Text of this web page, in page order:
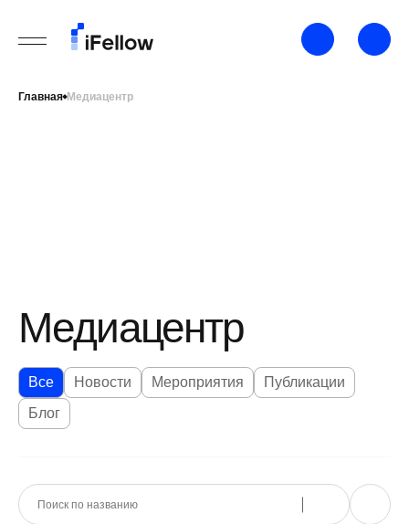
Главная Медиацентр
Медиацентр
Все Новости Мероприятия
Публикации
Блог